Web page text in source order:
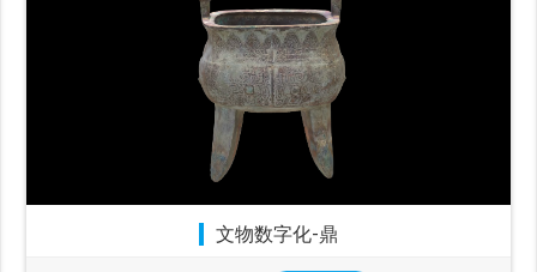
文物数字化-鼎